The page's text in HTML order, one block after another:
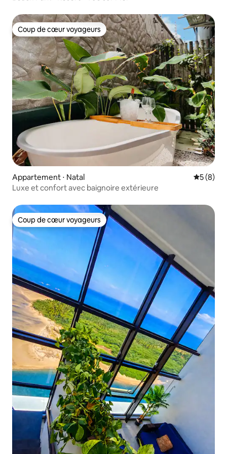
Coup de cœur voyageurs
Coup de cœur voyageurs
Appartement ⋅ Natal
5 (8)
Luxe et confort avec baignoire extérieure
Coup de cœur voyageurs
Coup de cœur voyageurs